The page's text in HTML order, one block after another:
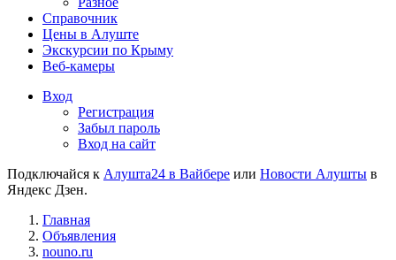
Справочник
Цены в Алуште
Экскурсии по Крыму
Веб-камеры
Вход
Регистрация
Забыл пароль
Вход на сайт
Подключайся к Алушта24 в Вайбере или Новости Алушты в
Яндекс Дзен.
Главная
Объявления
nouno.ru